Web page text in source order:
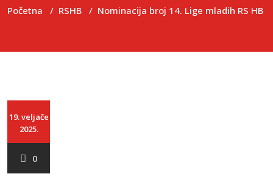
Početna / RSHB / Nominacija broj 14. Lige mladih RS HB
19. veljače
2025.
0